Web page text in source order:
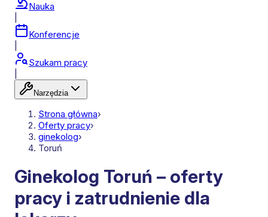
Nauka
Konferencje
Szukam pracy
Narzędzia
Strona główna›
Oferty pracy›
ginekolog›
Toruń
Ginekolog Toruń – oferty
pracy i zatrudnienie dla